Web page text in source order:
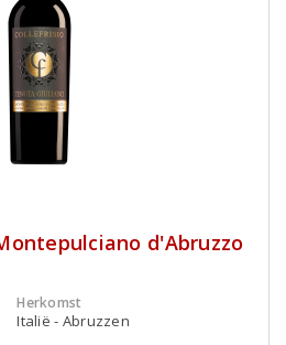
d'Abruzzo
Herkomst
Italië - Abruzzen